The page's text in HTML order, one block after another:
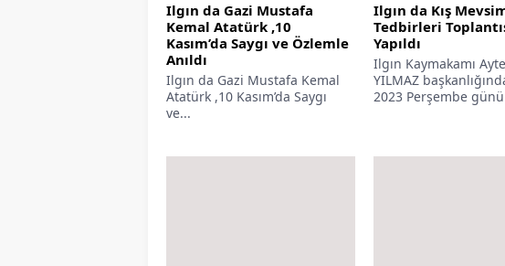
Ilgın da Gazi Mustafa
Kemal Atatürk ,10
Kasım’da Saygı ve Özlemle
Anıldı
Ilgın da Gazi Mustafa Kemal
Atatürk ,10 Kasım’da Saygı
ve...
Ilgın da Kış
Tedbirleri
Yapıldı
Ilgın Kaymakamı
YILMAZ
2023 Perşembe